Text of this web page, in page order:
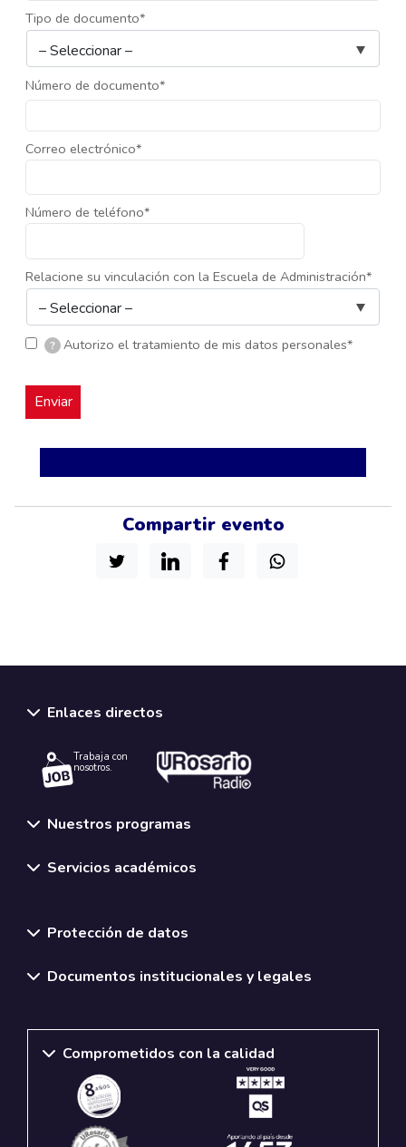
Tipo de documento*
Número de documento*
Correo electrónico*
Número de teléfono*
Relacione su vinculación con la Escuela de Administración*
? Autorizo el tratamiento de mis datos personales*
Compartir evento
Enlaces directos
Trabaja con
nosotros.
Nuestros programas
Servicios académicos
Protección de datos
Documentos institucionales y legales
Comprometidos con la calidad